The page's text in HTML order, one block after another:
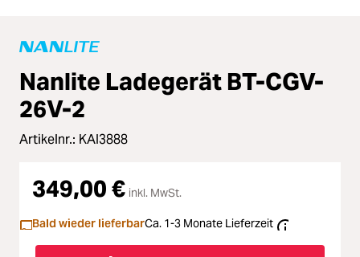
Nanlite Ladegerät BT-CGV-
26V-2
Artikelnr.: KAI3888
349,00 € inkl. MwSt.
Bald wieder lieferbarCa. 1-3 Monate Lieferzeit